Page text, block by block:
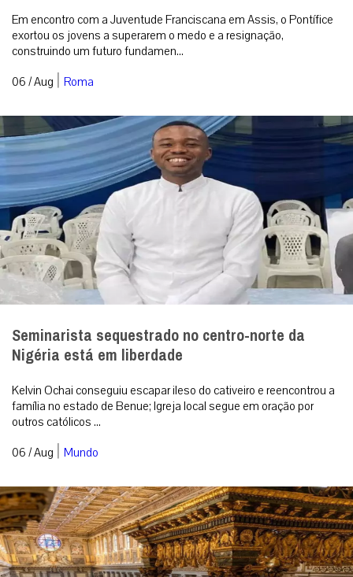
Em encontro com a Juventude Franciscana em Assis, o Pontífice
exortou os jovens a superarem o medo e a resignação,
construindo um futuro fundamen...
06 / Aug | Roma
Seminarista sequestrado no centro-norte da
Nigéria está em liberdade
Kelvin Ochai conseguiu escapar ileso do cativeiro e reencontrou a
família no estado de Benue; Igreja local segue em oração por
outros católicos ...
06 / Aug | Mundo